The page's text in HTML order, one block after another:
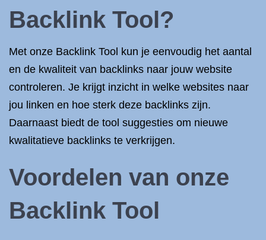
Backlink Tool?
Met onze Backlink Tool kun je eenvoudig het aantal
en de kwaliteit van backlinks naar jouw website
controleren. Je krijgt inzicht in welke websites naar
jou linken en hoe sterk deze backlinks zijn.
Daarnaast biedt de tool suggesties om nieuwe
kwalitatieve backlinks te verkrijgen.
Voordelen van onze
Backlink Tool